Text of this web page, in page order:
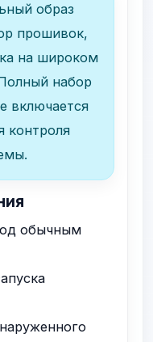
образ
прошивок,
на широком
набор
включается
контроля
обычным